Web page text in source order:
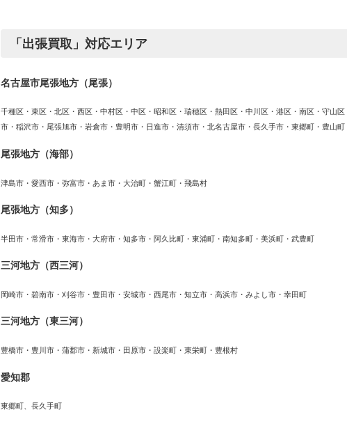
「出張買取」対応エリア
名古屋市尾張地方（尾張）
千種区・東区・北区・西区・中村区・中区・昭和区・瑞穂区・熱田区・中川区・港区・南区・守山
市・稲沢市・尾張旭市・岩倉市・豊明市・日進市・清須市・北名古屋市・長久手市・東郷町・豊山町
尾張地方（海部）
津島市・愛西市・弥富市・あま市・大治町・蟹江町・飛島村
尾張地方（知多）
半田市・常滑市・東海市・大府市・知多市・阿久比町・東浦町・南知多町・美浜町・武豊町
三河地方（西三河）
岡崎市・碧南市・刈谷市・豊田市・安城市・西尾市・知立市・高浜市・みよし市・幸田町
三河地方（東三河）
豊橋市・豊川市・蒲郡市・新城市・田原市・設楽町・東栄町・豊根村
愛知郡
東郷町、長久手町